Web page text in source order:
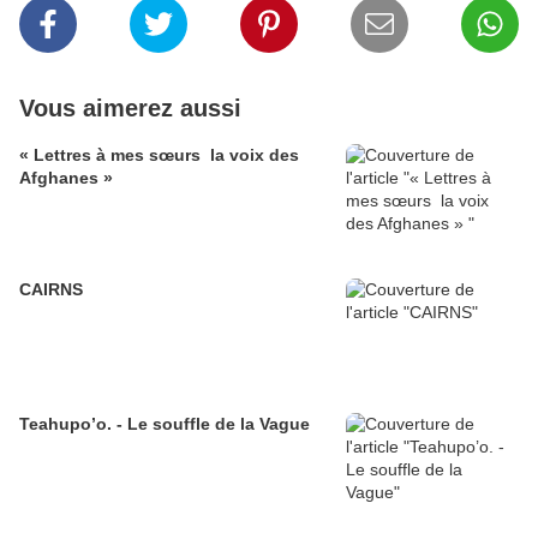
Vous aimerez aussi
« Lettres à mes sœurs la voix des
Afghanes »
CAIRNS
Teahupo’o. - Le souffle de la Vague